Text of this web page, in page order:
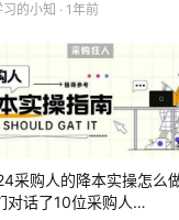
习的小知 · 1年前
采购人的降本实操怎么
对话了10位采购人…